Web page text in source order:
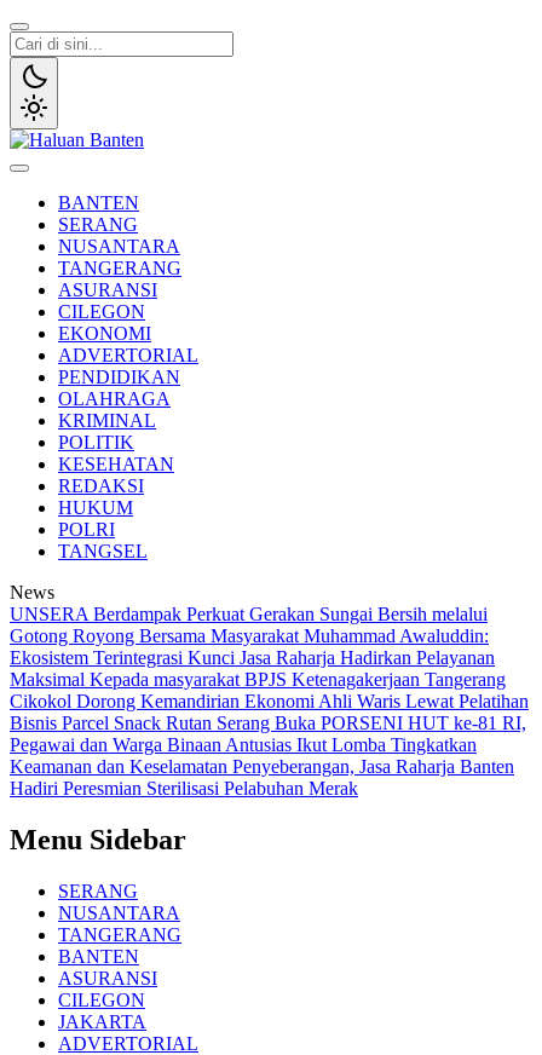
Lewati
ke
konten
BANTEN
SERANG
NUSANTARA
TANGERANG
ASURANSI
CILEGON
EKONOMI
ADVERTORIAL
PENDIDIKAN
OLAHRAGA
KRIMINAL
POLITIK
KESEHATAN
REDAKSI
HUKUM
POLRI
TANGSEL
News
UNSERA Berdampak Perkuat Gerakan Sungai Bersih melalui
Gotong Royong Bersama Masyarakat Muhammad Awaluddin:
Ekosistem Terintegrasi Kunci Jasa Raharja Hadirkan Pelayanan
Maksimal Kepada masyarakat BPJS Ketenagakerjaan Tangerang
Cikokol Dorong Kemandirian Ekonomi Ahli Waris Lewat Pelatihan
Bisnis Parcel Snack Rutan Serang Buka PORSENI HUT ke-81 RI,
Pegawai dan Warga Binaan Antusias Ikut Lomba Tingkatkan
Keamanan dan Keselamatan Penyeberangan, Jasa Raharja Banten
Hadiri Peresmian Sterilisasi Pelabuhan Merak
Menu Sidebar
SERANG
NUSANTARA
TANGERANG
BANTEN
ASURANSI
CILEGON
JAKARTA
ADVERTORIAL